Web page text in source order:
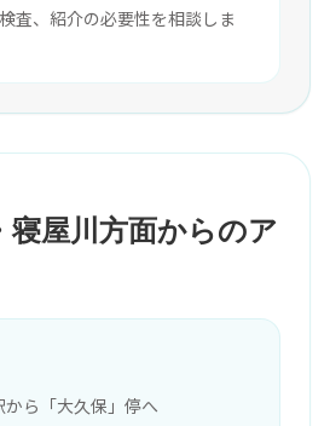
査、紹介の必要性を相談しま
寝屋川方面からのア
ら「大久保」停へ